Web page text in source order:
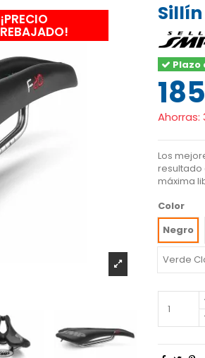
¡PRECIO
REBAJADO!
Sillín
Plazo
Ahorras:
Los
resultado
máxima
Color
Negro
Verde